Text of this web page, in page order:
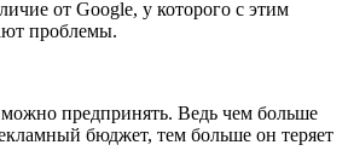
от Google, у которого с этим
проблемы.
предпринять. Ведь чем больше
бюджет, тем больше он теряет